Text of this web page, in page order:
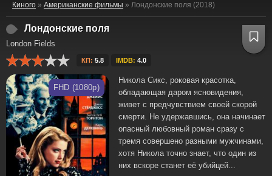
Киного » Американские фильмы » Лондонские поля (2018)
Лондонские поля
London Fields
КП: 5.8 IMDB: 4.0
FHD (1080p)
Никола Сикс, роковая красотка,
обладающая даром ясновидения,
живет с предчувствием своей скорой
смерти. Не удержавшись, она начинает
опасный любовный роман сразу с
тремя совершено разными мужчинами,
хотя Никола точно знает, что один из
них вскоре станет её убийцей...